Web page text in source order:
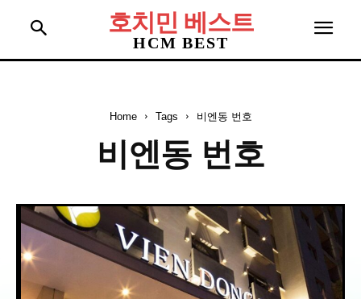
호치민 베스트
HCM BEST
Home Tags 비엔동 번호
비엔동 번호